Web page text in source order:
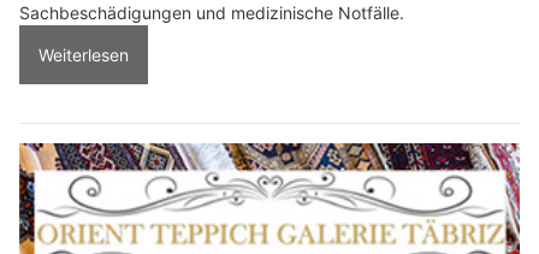
Sachbeschädigungen und medizinische Notfälle.
Weiterlesen